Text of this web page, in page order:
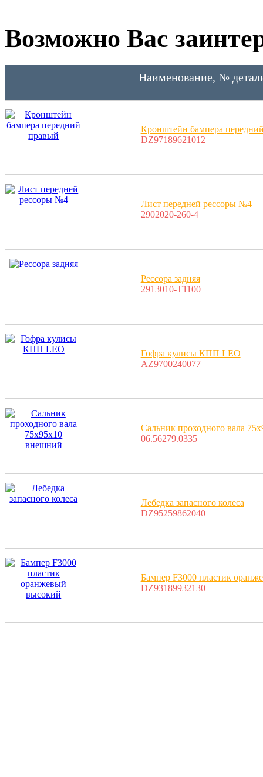
Возможно Вас
Наименование, №
Кронштейн бампера
DZ97189621012
Лист передней рессоры №4
2902020-260-4
Рессора задняя
2913010-T1100
Гофра кулисы КПП LEO
AZ9700240077
Сальник проходного вала
06.56279.0335
Лебедка запасного колеса
DZ95259862040
Бампер F3000 пластик
DZ93189932130